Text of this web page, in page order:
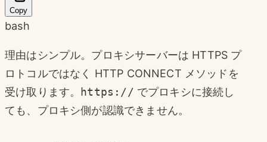
Copy
bash
理由はシンプル。プロキシサーバーは HTTPS プ
ロトコルではなく HTTP CONNECT メソッドを
受け取ります。
https:// でプロキシに接続し
ても、プロキシ側が認識できません。